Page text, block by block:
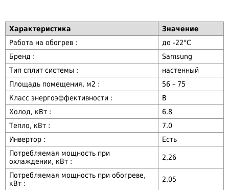
Характеристика
Значение
Работа на обогрев :
до -22°C
Бренд :
Samsung
Тип сплит системы :
настенный
Площадь помещения, м2 :
56 – 75
Класс энергоэффективности :
B
Холод, кВт :
6.8
Тепло, кВт :
7.0
Инвертор :
Есть
Потребляемая мощность при
охлаждении, кВт :
2,26
Потребляемая мощность при обогреве,
кВт :
2,05